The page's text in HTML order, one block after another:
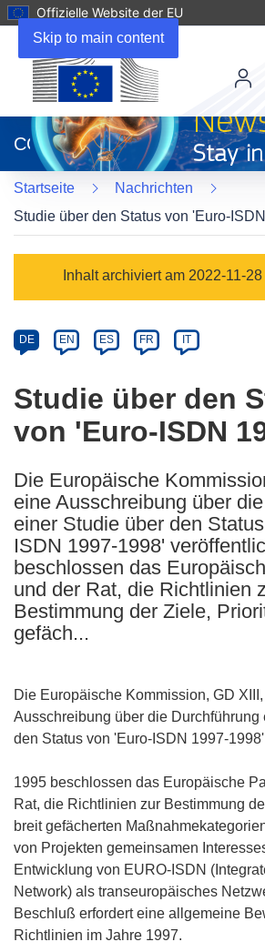
Skip to main content
Offizielle Website der EU
neuem
Fenster)
CORDIS
Startseite
Nachrichten
Studie über den Status von 'Euro-
Category
Inhalt archiviert am 2022-11-28
Article
available
the
following
languages:
DE EN ES FR IT
Studie über den
von 'Euro-ISDN
Die Europäische
eine Ausschreibung über
einer Studie über den
ISDN 1997-1998'
beschlossen das
und der Rat, die Richtlinien
Bestimmung der Ziele,
gefäch...
Die Europäische Kommission, GD
Ausschreibung über die Durchführung
den Status von 'Euro-ISDN 1997-
1995 beschlossen das Europäische
Rat, die Richtlinien zur Bestimmung
breit gefächerten
von Projekten gemeinsamen
Entwicklung von EURO-ISDN
Network) als transeuropäisches
Beschluß erfordert eine allgemeine
Richtlinien im Jahre 1997.